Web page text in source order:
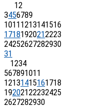
12
3456789
1011 1213141516
17181920212223
24252627282930
31
1234
567891011
12131415161718
19202122232425
2627282930